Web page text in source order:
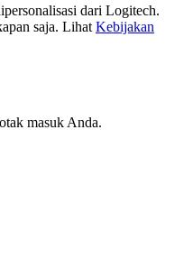
dari Logitech.
saja. Lihat Kebijakan
masuk Anda.